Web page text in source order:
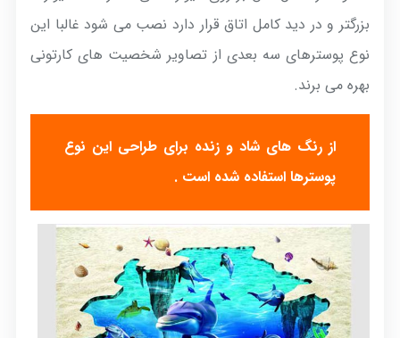
بزرگتر و در دید کامل اتاق قرار دارد نصب می شود غالبا این
نوع پوسترهای سه بعدی از تصاویر شخصیت های کارتونی
بهره می برند.
از رنگ های شاد و زنده برای طراحی این نوع
پوسترها استفاده شده است .